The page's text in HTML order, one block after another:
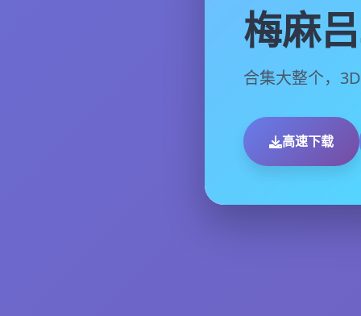
梅麻
合集大整个，
高速下载